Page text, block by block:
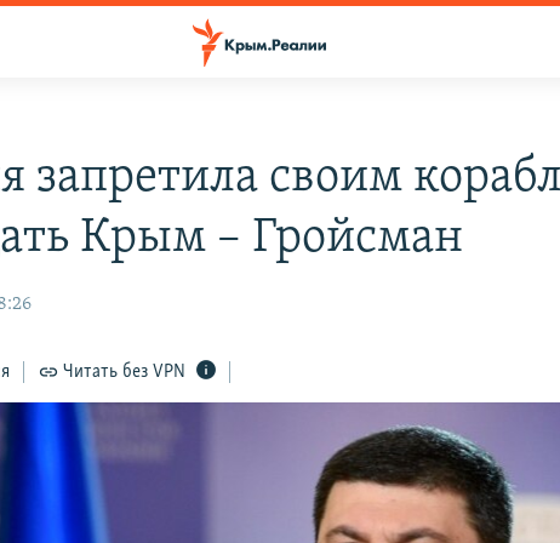
запретила своим
Крым – Гройсман
Читать без VPN